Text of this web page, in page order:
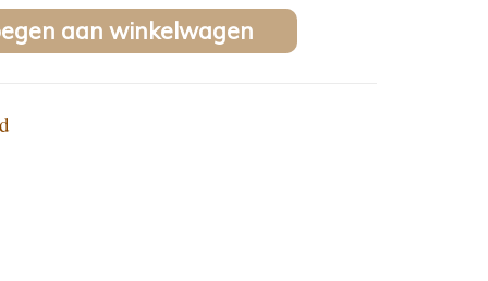
aan winkelwagen